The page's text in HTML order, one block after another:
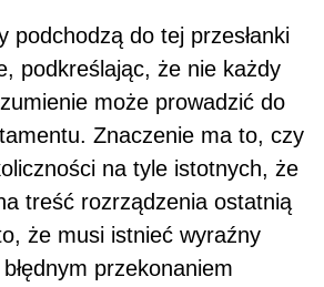
podchodzą do tej przesłanki
podkreślając, że nie każdy
może prowadzić do
Znaczenie ma to, czy
na tyle istotnych, że
treść rozrządzenia ostatnią
że musi istnieć wyraźny
przekonaniem